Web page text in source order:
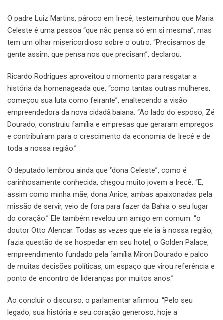
O padre Luiz Martins, pároco em Irecê, testemunhou que Maria
Celeste é uma pessoa “que não pensa só em si mesma”, mas
tem um olhar misericordioso sobre o outro. “Precisamos de
gente assim, que pensa nos que precisam”, declarou.
Ricardo Rodrigues aproveitou o momento para resgatar a
história da homenageada que, “como tantas outras mulheres,
começou sua luta como feirante”, enaltecendo a visão
empreendedora da nova cidadã baiana. “Ao lado do esposo, Zé
Dourado, construiu família e empresas que geraram empregos
e contribuíram para o crescimento da economia de Irecê e de
toda a nossa região.”
O deputado lembrou ainda que “dona Celeste”, como é
carinhosamente conhecida, chegou muito jovem a Irecê. “E,
assim como minha mãe, dona Anice, ambas apaixonadas pela
missão de servir, veio de fora para fazer da Bahia o seu lugar
do coração.” Ele também revelou um amigo em comum: “o
doutor Otto Alencar. Todas as vezes que ele ia à nossa região,
fazia questão de se hospedar em seu hotel, o Golden Palace,
empreendimento fundado pela família Miron Dourado e palco
de muitas decisões políticas, um espaço que virou referência e
ponto de encontro de lideranças por muitos anos.”
Ao concluir o discurso, o parlamentar afirmou: “Pelo seu
legado, sua história e seu coração generoso, hoje a